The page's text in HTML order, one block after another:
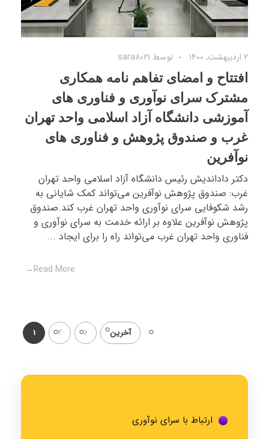
۲ اردیبهشت, ۱۴۰۰ توسط sara8021
افتتاح و امضای تفاهم نامه همکاری
مشترک سرای نوآوری و فناوری های
آموزشی دانشگاه آزاد اسلامی واحد تهران
غرب و صندوق پژوهش و فناوری های
نوآفرین
دکتر داداندیش رئیس دانشگاه آزاد اسلامی‌ واحد تهران
غرب: صندوق پژوهش نوآفرین می‌تواند ‌کمک شایانی به
رشد ‌شکوفایی سرای نوآوری واحد تهران غرب کند.صندوق
پژوهش نوآفرین علاوه بر ارائه خدمت به سرای نوآوری و
فناوری واحد تهران غرب می‌تواند راه را برای ایجاد ...
Read More
1 2 آخرین
ارتباط با سرای نوآوری